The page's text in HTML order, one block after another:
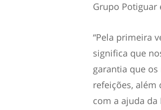
Grupo Potiguar
“Pela primeira
significa que
garantia que
refeições, além
com a ajuda